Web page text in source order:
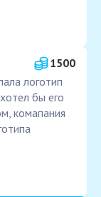
1500
логотип
бы его
комапания